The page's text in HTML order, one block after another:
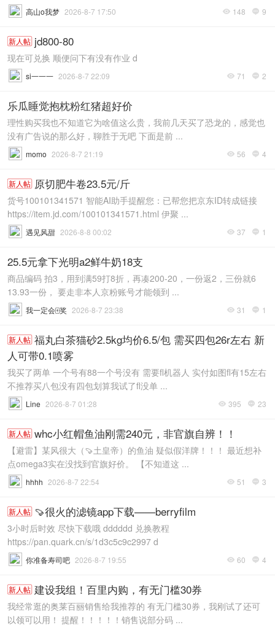
 148  9
高山o我梦 2026-8-7 17:50
新人帖 jd800-80
现在可兑换 顺便问下有没有作业 d
 71  2
si一一一 2026-8-7 22:09
乐瓜睡觉抱枕粉红猪超好价
理性购买我也不知道它为啥值这么贵，我前几天买了恐龙的，感觉也
没有广告说的那么好，聊胜于无吧 下面是前 ...
 56  4
momo 2026-8-7 21:19
新人帖 原切肥牛卷23.5元/斤
货号100101341571 智能AI助手提醒您：已帮您把京东ID转成链接
https://item.jd.com/100101341571.html 伊聚 ...
 37  1
遇见风甜 2026-8-8 00:02
25.5元拿下光明a2鲜牛奶18支
商品编码 拍3，用到满59打8折，再凑200-20，一份返2，三份就6
13.93一份， 要走非本人京粉账号才能领到 ...
 31  1
我一定会🀄奖 2026-8-7 23:38
新人帖 福丸白茶猫砂2.5kg均价6.5/包 需买四包26r左右 新
人可带0.1喷雾
我买了两单 一个号有88一个号没有 需要fl机器人 实付如图fl有15左右
不推荐买八包没有四包划算我试了fl没单 ...
 395  23
Line 2026-8-7 01:28
新人帖 whc小红帽鱼油刚需240元，非官旗自辨！！
【避雷】某风很大（🍠土皇帝）的鱼油 疑似假洋牌！！！ 最近想补
点omega3实在没找到官旗好价。 【不知道这 ...
 51  3
hhhh 2026-8-7 22:54
新人帖 🍠很火的滤镜app下载——berryfilm
3小时后时效 尽快下载哦 dddddd 兑换教程
https://pan.quark.cn/s/1d3c5c9c2997 d
 60  4
你准备寿司吧 2026-8-7 19:55
新人帖 建设我组！百里内购，有无门槛30券
我经常逛的奥莱百丽销售给我推荐的 有无门槛30券，我刚试了还可
以领可以用！ 提醒！！！！！销售说部分码 ...